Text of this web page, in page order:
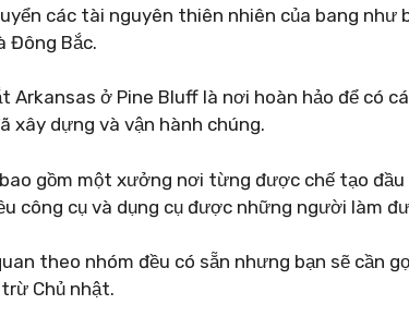
các tài nguyên thiên nhiên của bang như
Đông Bắc.
Arkansas ở Pine Bluff là nơi hoàn hảo để có
xây dựng và vận hành chúng.
gồm một xưởng nơi từng được chế tạo
công cụ và dụng cụ được những người làm
theo nhóm đều có sẵn nhưng bạn sẽ cần
Chủ nhật.